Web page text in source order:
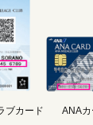
ブカード ANAカ